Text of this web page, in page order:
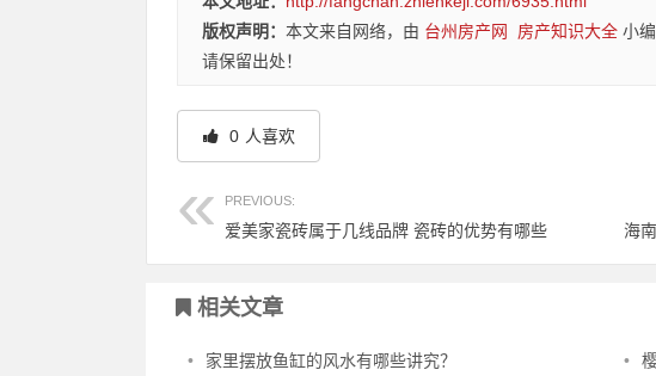
版权声明： 本文来自网络，由 台州房产网 房产知识大全 小
请保留出处！
0 人喜欢
PREVIOUS:
爱美家瓷砖属于几线品牌 瓷砖的优势有哪些
相关文章
• 家里摆放鱼缸的风水有哪些讲究？ •